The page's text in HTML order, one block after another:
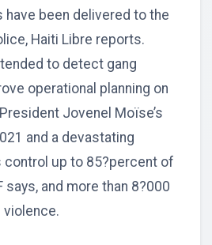
have been delivered to the
Haiti Libre reports.
to detect gang
operational planning on
Jovenel Moïse’s
and a devastating
control up to 85?percent of
says, and more than 8?000
violence.